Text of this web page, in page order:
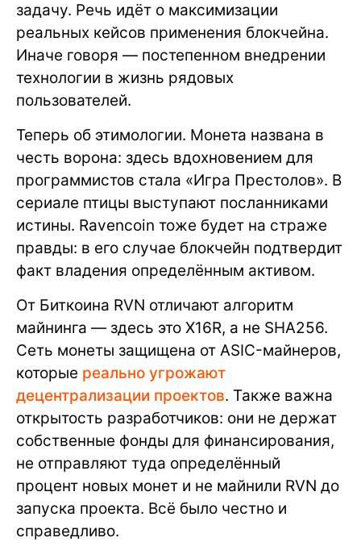
задачу. Речь идёт о максимизации
реальных кейсов применения блокчейна.
Иначе говоря — постепенном внедрении
технологии в жизнь рядовых
пользователей.
Теперь об этимологии. Монета названа в
честь ворона: здесь вдохновением для
программистов стала «Игра Престолов». В
сериале птицы выступают посланниками
истины. Ravencoin тоже будет на страже
правды: в его случае блокчейн подтвердит
факт владения определённым активом.
От Биткоина RVN отличают алгоритм
майнинга — здесь это X16R, а не SHA256.
Сеть монеты защищена от ASIC-майнеров,
которые реально угрожают
децентрализации проектов. Также важна
открытость разработчиков: они не держат
собственные фонды для финансирования,
не отправляют туда определённый
процент новых монет и не майнили RVN до
запуска проекта. Всё было честно и
справедливо.